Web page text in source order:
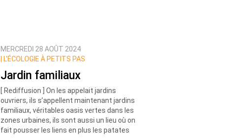
MERCREDI 28 AOÛT 2024
L’ÉCOLOGIE À PETITS PAS
Jardin familiaux
[ Rediffusion ] On les appelait jardins
ouvriers, ils s’appellent maintenant jardins
familiaux, véritables oasis vertes dans les
zones urbaines, ils sont aussi un lieu où on
fait pousser les liens en plus les patates